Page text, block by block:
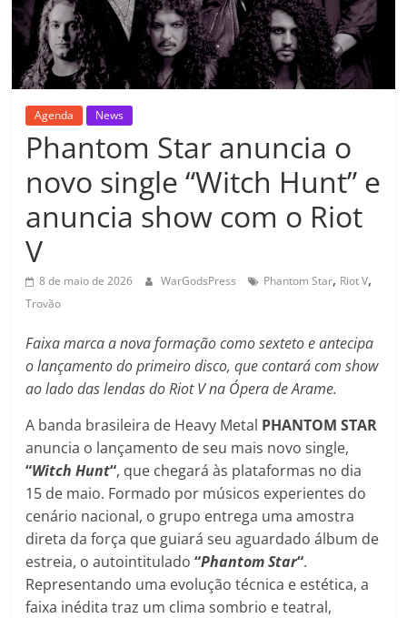
Agenda News
Phantom Star anuncia o
novo single “Witch Hunt” e
anuncia show com o Riot
V
8 de maio de 2026 WarGodsPress Phantom Star, Riot V,
Trovão
Faixa marca a nova formação como sexteto e antecipa
o lançamento do primeiro disco, que contará com show
ao lado das lendas do Riot V na Ópera de Arame.
A banda brasileira de Heavy Metal PHANTOM STAR
anuncia o lançamento de seu mais novo single,
“Witch Hunt“, que chegará às plataformas no dia
15 de maio. Formado por músicos experientes do
cenário nacional, o grupo entrega uma amostra
direta da força que guiará seu aguardado álbum de
estreia, o autointitulado“Phantom Star“.
Representando uma evolução técnica e estética, a
faixa inédita traz um clima sombrio e teatral,